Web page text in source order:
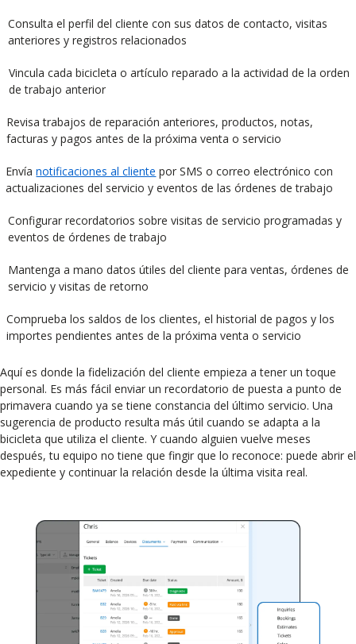
Consulta el perfil del cliente con sus datos de contacto, visitas
anteriores y registros relacionados
Vincula cada bicicleta o artículo reparado a la actividad de la orden
de trabajo anterior
Revisa trabajos de reparación anteriores, productos, notas,
facturas y pagos antes de la próxima venta o servicio
Envíanotificaciones al cliente por SMS o correo electrónico con
actualizaciones del servicio y eventos de las órdenes de trabajo
Configurar recordatorios sobre visitas de servicio programadas y
eventos de órdenes de trabajo
Mantenga a mano datos útiles del cliente para ventas, órdenes de
servicio y visitas de retorno
Comprueba los saldos de los clientes, el historial de pagos y los
importes pendientes antes de la próxima venta o servicio
Aquí es donde la fidelización del cliente empieza a tener un toque
personal. Es más fácil enviar un recordatorio de puesta a punto de
primavera cuando ya se tiene constancia del último servicio. Una
sugerencia de producto resulta más útil cuando se adapta a la
bicicleta que utiliza el cliente. Y cuando alguien vuelve meses
después, tu equipo no tiene que fingir que lo reconoce: puede abrir el
expediente y continuar la relación desde la última visita real.